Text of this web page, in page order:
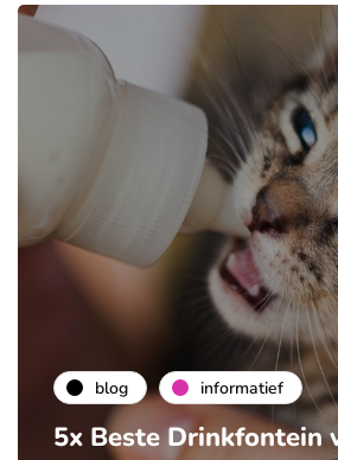
blog informatief
5x Beste Drinkfontein